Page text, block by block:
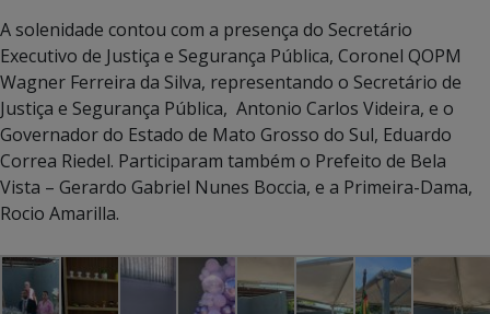
A solenidade contou com a presença do Secretário
Executivo de Justiça e Segurança Pública, Coronel QOPM
Wagner Ferreira da Silva, representando o Secretário de
Justiça e Segurança Pública, Antonio Carlos Videira, e o
Governador do Estado de Mato Grosso do Sul, Eduardo
Correa Riedel. Participaram também o Prefeito de Bela
Vista – Gerardo Gabriel Nunes Boccia, e a Primeira-Dama,
Rocio Amarilla.